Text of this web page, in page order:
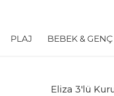
PLAJ BEBEK & GENÇ
Eliza 3'lü